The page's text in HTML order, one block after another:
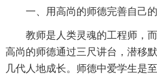
一、用高尚的师德完善自己
教师是人类灵魂的工程师，
高尚的师德通过三尺讲台，潜移
几代人地成长。师德中爱学生是